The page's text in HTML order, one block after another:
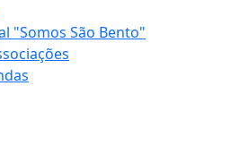
"Somos São Bento"